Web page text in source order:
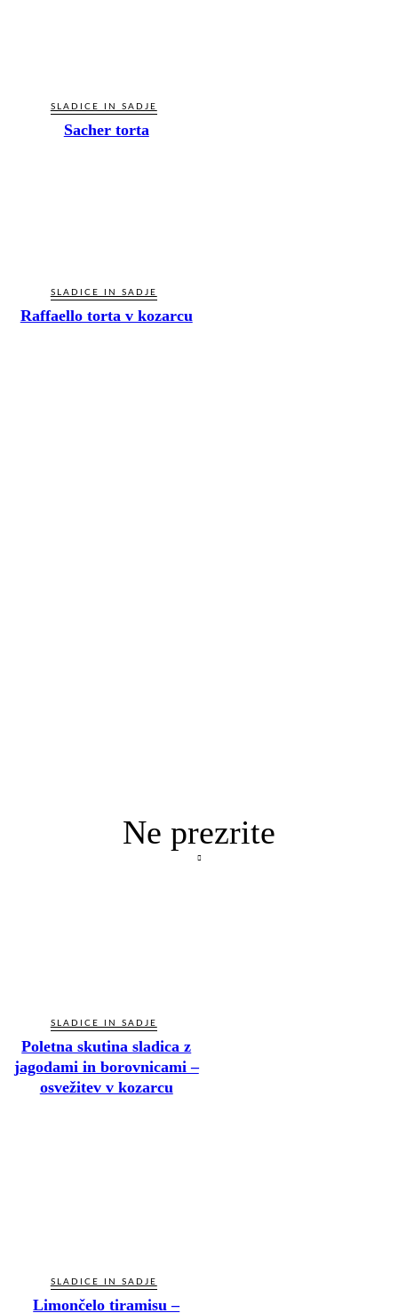
SLADICE IN SADJE
Sacher torta
SLADICE IN SADJE
Raffaello torta v kozarcu
Ne prezrite
SLADICE IN SADJE
Poletna skutina sladica z
jagodami in borovnicami –
osvežitev v kozarcu
SLADICE IN SADJE
Limončelo tiramisu –